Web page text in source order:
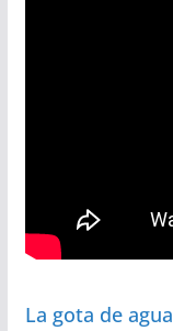
La gota de agua